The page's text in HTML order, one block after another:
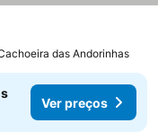
das Andorinhas
Ver preços